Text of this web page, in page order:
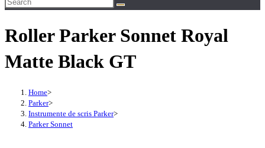
Roller Parker Sonnet Royal
Matte Black GT
Home>
Parker>
Instrumente de scris Parker>
Parker Sonnet